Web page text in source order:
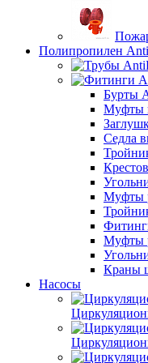
Полипропилен
Бурты
Муфты
Седла
Муфты
Муфты
Краны
Насосы